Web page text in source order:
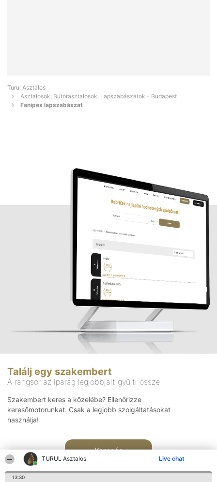
TURUL Asztalos Live chat
13:30
Turul Asztalos
Asztalosok, Bútorasztalosok, Lapszabászatok - Budapest
Fanipex lapszabászat
Találj egy szakembert
A rangsor az iparág legjobbjait gyűjti össze
Szakembert keres a közelébe? Ellenőrizze
keresőmotorunkat. Csak a legjobb szolgáltatásokat
használja!
Keresés